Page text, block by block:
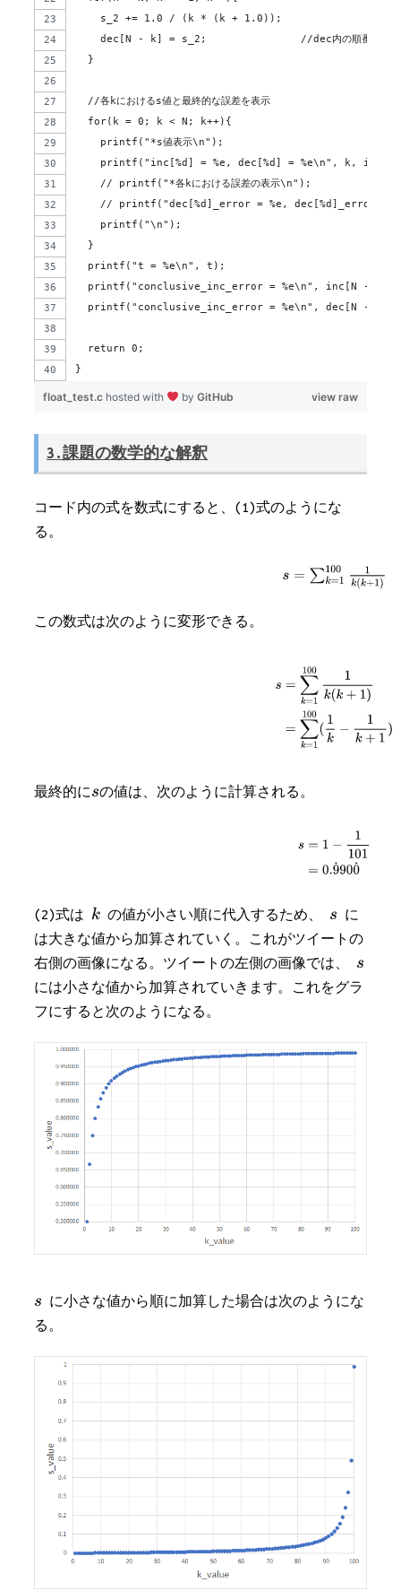
    s_2 += 1.0 / (k * (k + 1.0));
dec[N - k] = s_2;               //dec内の順番はkが
  }
  //各kにおけるs値と最終的な誤差を表示
  for(k = 0; k < N; k++){
    printf("*s値表示\n");
printf("inc[%d] = %e, dec[%d] = %e\n", k,
    // printf("*各kにおける誤差の表示\n");
// printf("dec[%d]_error = %e, dec[%d]_error =
    printf("\n");
  }
  printf("t = %e\n", t);
printf("conclusive_inc_error = %e\n", inc[N -1] -
printf("conclusive_inc_error = %e\n", dec[N -1] -
  return 0;
}
view raw
float_test.c hosted with by GitHub
3.課題の数学的な解釈
コード内の式を数式にすると、(1)式のようにな
る。
この数式は次のように変形できる。
最終的に の値は、次のように計算される。
(2)式は の値が小さい順に代入するため、
に
は大きな値から加算されていく。これがツイートの
右側の画像になる。ツイートの左側の画像では、
には小さな値から加算されていきます。これをグラ
フにすると次のようになる。
に小さな値から順に加算した場合は次のようにな
る。